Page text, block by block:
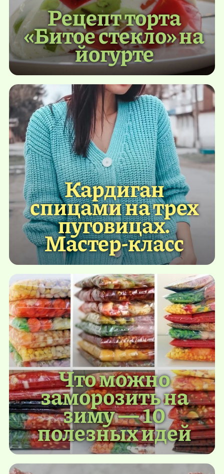
Рецепт торта
«Битое стекло» на
йогурте
Кардиган
спицами на трех
пуговицах.
Мастер-класс
Что можно
заморозить на
зиму — 10
полезных идей